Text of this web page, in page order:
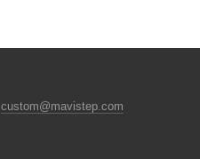
custom@mavistep.com